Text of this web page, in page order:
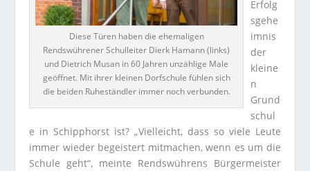
Diese Türen haben die ehemaligen
Rendswührener Schulleiter Dierk Hamann (links)
und Dietrich Musan in 60 Jahren unzählige Male
geöffnet. Mit ihrer kleinen Dorfschule fühlen sich
die beiden Ruheständler immer noch verbunden.
Erfolg
sgehe
imnis
der
kleine
n
Grund
schul
e in Schipphorst ist? „Vielleicht, dass so viele Leute
immer wieder begeistert mitmachen, wenn es um die
Schule geht“, meinte Rendswührens Bürgermeister